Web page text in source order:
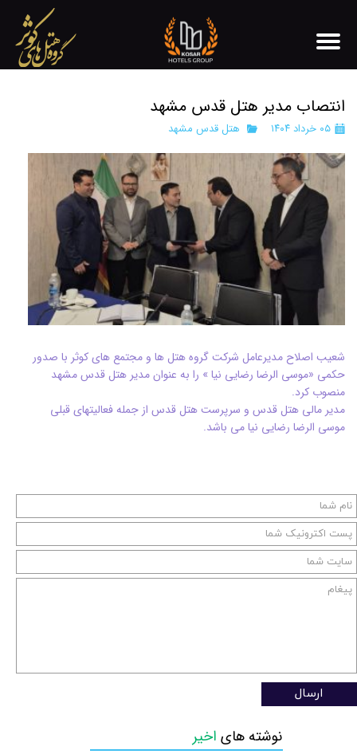
انتصاب مدیر هتل قدس مشهد
۰۵ خرداد ۱۴۰۴ هتل قدس مشهد
شعیب اصلاح مدیرعامل شرکت گروه هتل ها و مجتمع های کوثر با صدور
حکمی «موسی الرضا رضایی نیا » را به عنوان مدیر هتل قدس مشهد
منصوب کرد.
مدیر مالی هتل قدس و سرپرست هتل قدس از جمله فعالیتهای قبلی
موسی الرضا رضایی نیا می باشد.
ارسال
نوشته های اخیر